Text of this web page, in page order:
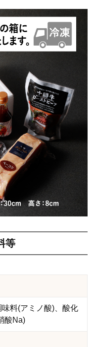
等
料(アミノ酸)、酸化
酸Na)